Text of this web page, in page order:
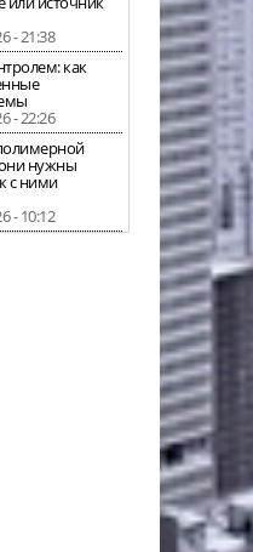
- 21:38
как
- 22:26
нужны
с ними
- 10:12